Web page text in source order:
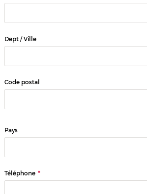
Dept / Ville
Code postal
Pays
Téléphone *